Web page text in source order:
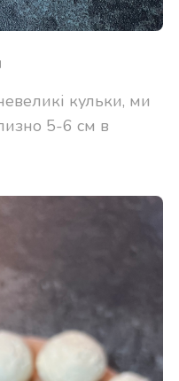
кульки, ми
5-6 см в